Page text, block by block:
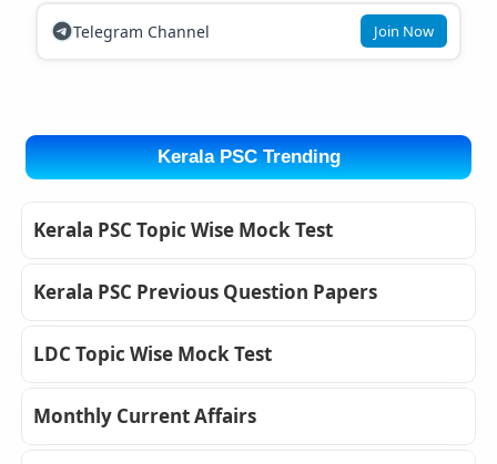
Telegram Channel Join Now
Kerala PSC Trending
Kerala PSC Topic Wise Mock Test
Kerala PSC Previous Question Papers
LDC Topic Wise Mock Test
Monthly Current Affairs